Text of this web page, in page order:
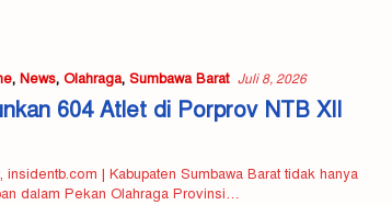
, News, Olahraga, Sumbawa Barat Juli 8, 2026
604 Atlet di Porprov NTB XII
insidentb.com | Kabupaten Sumbawa Barat tidak hanya
dalam Pekan Olahraga Provinsi…